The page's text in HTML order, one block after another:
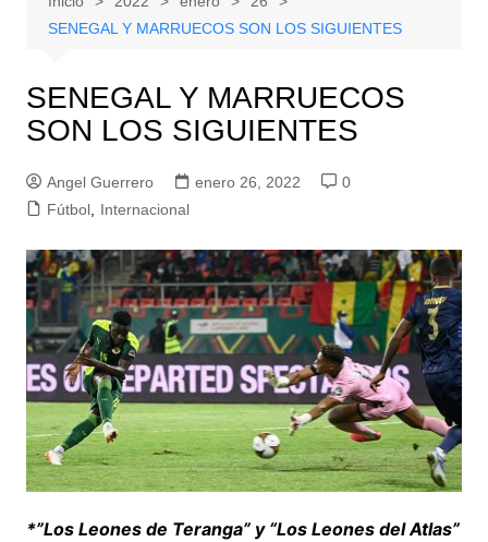
SENEGAL Y MARRUECOS SON LOS SIGUIENTES
SENEGAL Y MARRUECOS
SON LOS SIGUIENTES
Angel Guerrero enero 26, 2022
0
Fútbol, Internacional
*”Los Leones de Teranga” y “Los Leones del Atlas”